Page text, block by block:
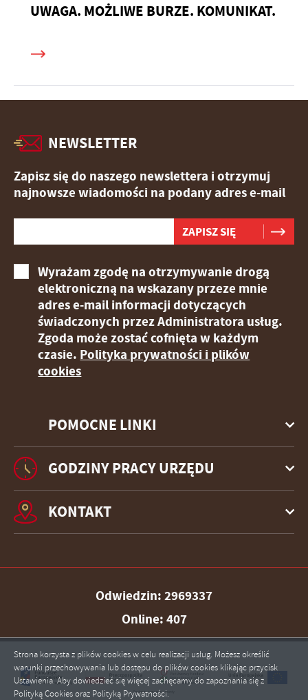
UWAGA. MOŻLIWE BURZE. KOMUNIKAT.
POMOCNE LINKI
NEWSLETTER
Zapisz się do naszego newslettera i otrzymuj
najnowsze wiadomości na podany adres e-mail
Wyrażam zgodę na otrzymywanie drogą
elektroniczną na wskazany przeze mnie
adres e-mail informacji dotyczących
świadczonych przez Administratora usług.
Zgoda może zostać cofnięta w każdym
czasie. Polityka prywatności i plików
cookies
GODZINY PRACY URZĘDU
KONTAKT
Odwiedzin: 2969337
Online: 407
Strona korzysta z plików cookies w celu realizacji usług. Możesz określić
warunki przechowywania lub dostępu do plików cookies klikając przycisk
Ustawienia. Aby dowiedzieć się więcej zachęcamy do zapoznania się z
Polityką Cookies oraz Polityką Prywatności.